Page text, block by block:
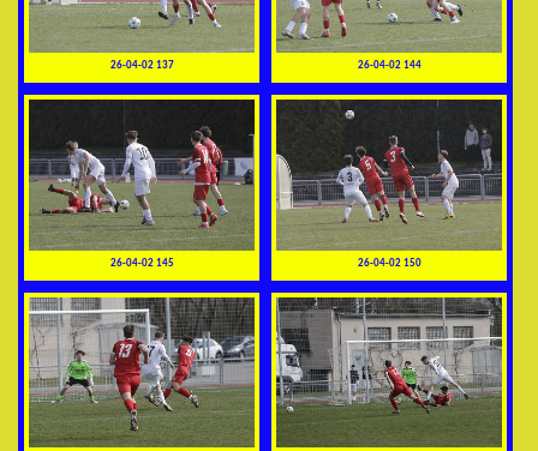
26-04-02 137 26-04-02 144
26-04-02 145 26-04-02 150